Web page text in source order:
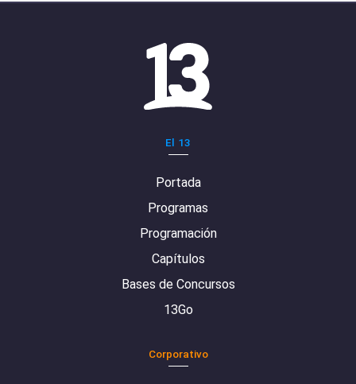
El 13
Portada
Programas
Programación
Capítulos
Bases de Concursos
13Go
Corporativo